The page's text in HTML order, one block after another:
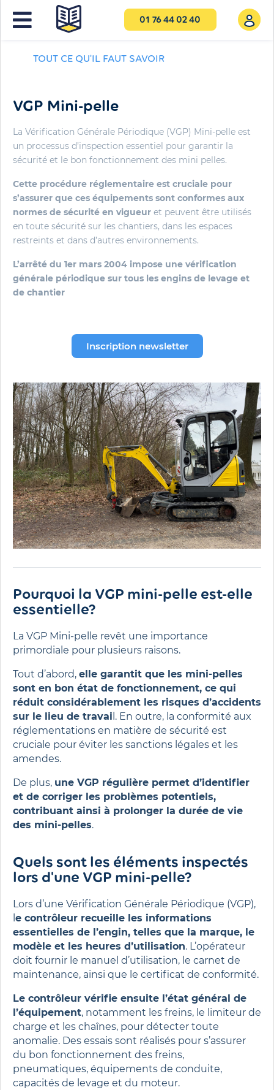
01 76 44 02 40
TOUT CE QU'IL FAUT SAVOIR
VGP Mini-pelle
La Vérification Générale Périodique (VGP) Mini-pelle est
un processus d’inspection essentiel pour garantir la
sécurité et le bon fonctionnement des mini pelles.
Cette procédure réglementaire est cruciale pour
s’assurer que ces équipements sont conformes aux
normes de sécurité en vigueur et peuvent être utilisés
en toute sécurité sur les chantiers, dans les espaces
restreints et dans d’autres environnements.
L’arrêté du 1er mars 2004 impose une vérification
générale périodique sur tous les engins de levage et
de chantier
Inscription newsletter
Pourquoi la VGP mini-pelle est-elle
essentielle?
La VGP Mini-pelle revêt une importance
primordiale pour plusieurs raisons.
Tout d’abord, elle garantit que les mini-pelles
sont en bon état de fonctionnement, ce qui
réduit considérablement les risques d’accidents
sur le lieu de travai l. En outre, la conformité aux
réglementations en matière de sécurité est
cruciale pour éviter les sanctions légales et les
amendes.
De plus, une VGP régulière permet d’identifier
et de corriger les problèmes potentiels,
contribuant ainsi à prolonger la durée de vie
des mini-pelles.
Quels sont les éléments inspectés
lors d'une VGP mini-pelle?
Lors d’une Vérification Générale Périodique (VGP),
e contrôleur recueille les informations
essentielles de l’engin, telles que la marque, le
modèle et les heures d’utilisation. L’opérateur
doit fournir le manuel d’utilisation, le carnet de
maintenance, ainsi que le certificat de conformité.
Le contrôleur vérifie ensuite l’état général de
l’équipement, notamment les freins, le limiteur de
charge et les chaînes, pour détecter toute
anomalie. Des essais sont réalisés pour s’assurer
du bon fonctionnement des freins,
pneumatiques, équipements de conduite,
capacités de levage et du moteur.